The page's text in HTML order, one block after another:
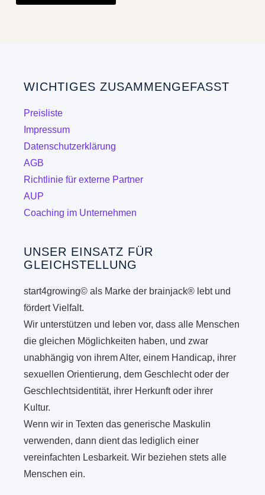
weist
Optionen
gewählt
WICHTIGES ZUSAMMENGEFASST
Preisliste
Impressum
Datenschutzerklärung
AGB
Richtlinie für externe Partner
AUP
Coaching im Unternehmen
UNSER EINSATZ FÜR
GLEICHSTELLUNG
start4growing© als Marke der brainjack® lebt und
fördert Vielfalt.
Wir unterstützen und leben vor, dass alle Menschen
die gleichen Möglichkeiten haben, und zwar
unabhängig von ihrem Alter, einem Handicap, ihrer
sexuellen Orientierung, dem Geschlecht oder der
Geschlechtsidentität, ihrer Herkunft oder ihrer
Kultur.
Wenn wir in Texten das generische Maskulin
verwenden, dann dient das lediglich einer
vereinfachten Lesbarkeit. Wir beziehen stets alle
Menschen ein.